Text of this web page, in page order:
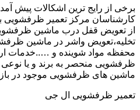
برخی از رایج ترین اشکالات پیش
کارشناسان مرکز تعمیر
از تعویض قفل درب ماشین
تخلیه،تعویض واشر در ماشین
محفظه مواد شوینده و …..خدمات
ظرفشویی منحصر به برند و یا
ماشین های ظرفشویی موجود در
تعمیر ظرفشویی ال جی